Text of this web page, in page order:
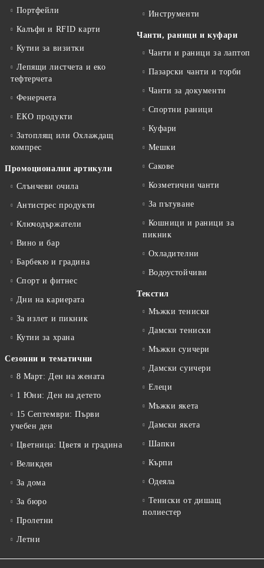
Портфейли
Калъфи и RFID карти
Кутии за визитки
Лепящи листчета и еко
тефтeрчета
Фенерчета
ЕКО продукти
Затоплящ или Охлаждащ
компрес
Промоционални артикули
Слънчеви очила
Антистрес продукти
Ключодържатели
Вино и бар
Барбекю и градина
Спорт и фитнес
Дни на кариерата
За излет и пикник
Кутии за храна
Сезонни и тематични
8 Март: Ден на жената
1 Юни: Ден на детето
15 Септември: Първи
учебен ден
Цветница: Цветя и градина
Великден
За дома
За бюро
Пролетни
Летни
Инструменти
Чанти, раници и куфари
Чанти и раници за лаптоп
Пазарски чанти и торби
Чанти за документи
Спортни раници
Куфари
Мешки
Сакове
Козметични чанти
За пътуване
Кошници и раници за
пикник
Охладителни
Водоустойчиви
Текстил
Мъжки тениски
Дамски тениски
Мъжки суичери
Дамски суичери
Елеци
Мъжки якета
Дамски якета
Шапки
Кърпи
Одеяла
Тениски от дишащ
полиестер